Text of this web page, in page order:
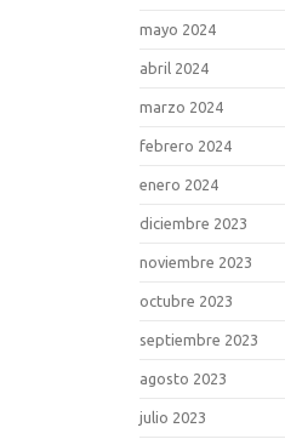
mayo 2024
abril 2024
marzo 2024
febrero 2024
enero 2024
diciembre 2023
noviembre 2023
octubre 2023
septiembre 2023
agosto 2023
julio 2023